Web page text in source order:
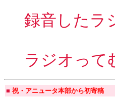
録音したラ
ラジオって
■ 祝・アニュータ本部から初寄稿